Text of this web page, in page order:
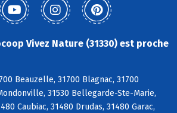
Vivez Nature (31330) est proche
Beauzelle, 31700 Blagnac, 31700
31530 Bellegarde-Ste-Marie,
Caubiac, 31480 Drudas, 31480 Garac,